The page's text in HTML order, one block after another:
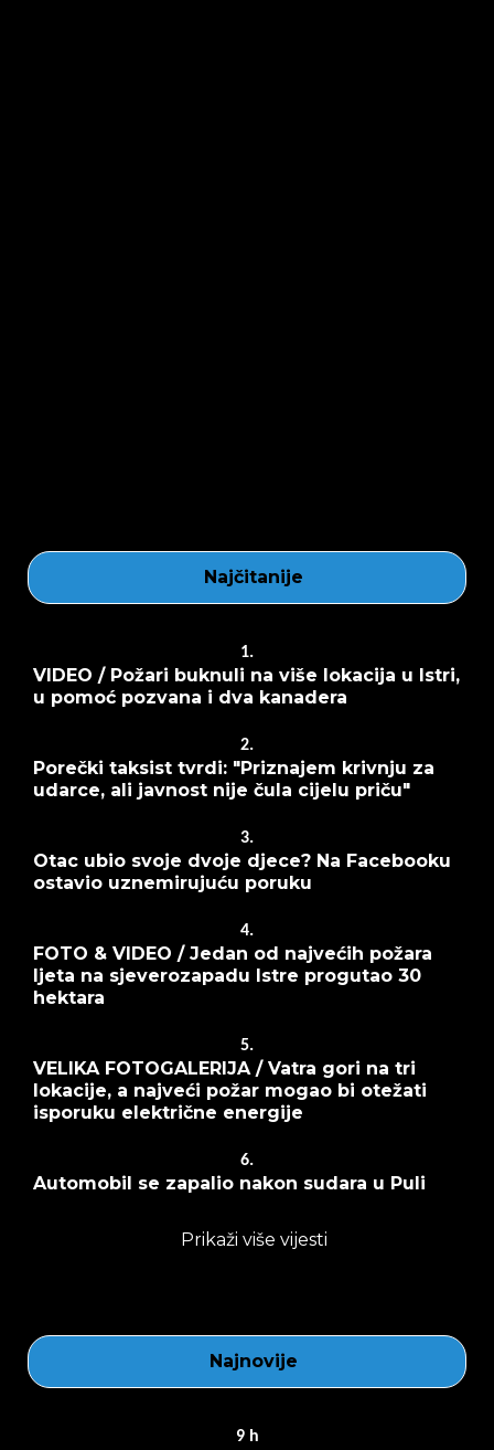
Najčitanije
1.
VIDEO / Požari buknuli na više lokacija u Istri,
u pomoć pozvana i dva kanadera
2.
Porečki taksist tvrdi: "Priznajem krivnju za
udarce, ali javnost nije čula cijelu priču"
3.
Otac ubio svoje dvoje djece? Na Facebooku
ostavio uznemirujuću poruku
4.
FOTO & VIDEO / Jedan od najvećih požara
ljeta na sjeverozapadu Istre progutao 30
hektara
5.
VELIKA FOTOGALERIJA / Vatra gori na tri
lokacije, a najveći požar mogao bi otežati
isporuku električne energije
6.
Automobil se zapalio nakon sudara u Puli
Prikaži više vijesti
Najnovije
9 h